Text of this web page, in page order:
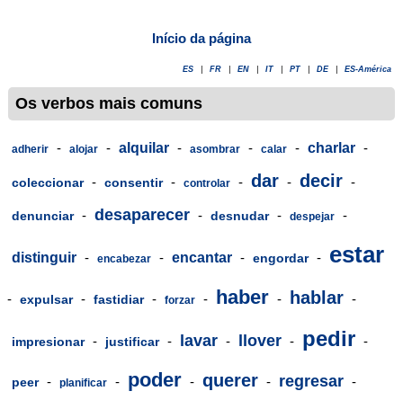
Início da página
ES FR EN IT PT DE ES-América
Os verbos mais comuns
adherir - alojar - alquilar - asombrar - calar - charlar -
coleccionar - consentir - controlar - dar - decir -
denunciar - desaparecer - desnudar - despejar -
distinguir - encabezar - encantar - engordar - estar
- expulsar - fastidiar - forzar - haber - hablar -
impresionar - justificar - lavar - llover - pedir -
peer - planificar - poder - querer - regresar -